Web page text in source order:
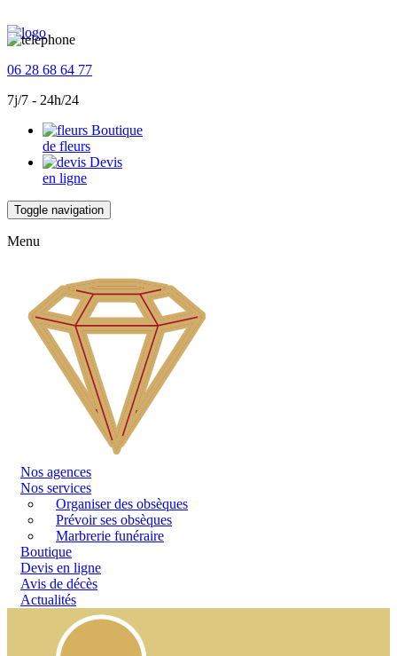
06 28 68 64 77
7j/7 - 24h/24
Boutique
de fleurs
Devis
en ligne
Toggle navigation
Menu
Nos agences
Nos services
Organiser des obsèques
Prévoir ses obsèques
Marbrerie funéraire
Boutique
Devis en ligne
Avis de décès
Actualités